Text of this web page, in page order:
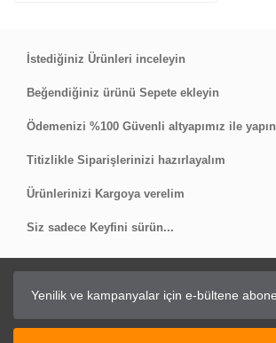
İstediğiniz Ürünleri inceleyin
Beğendiğiniz ürünü Sepete ekleyin
Ödemenizi %100 Güvenli altyapımız ile yapın
Titizlikle Siparişlerinizi hazırlayalım
Ürünlerinizi Kargoya verelim
Siz sadece Keyfini sürün...